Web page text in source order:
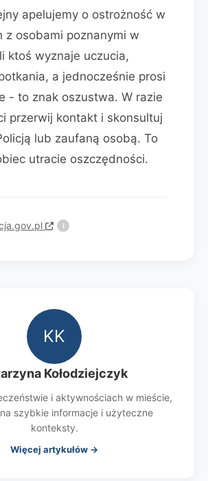
apelujemy o ostrożność w
z osobami poznanymi w
ktoś wyznaje uczucia,
a jednocześnie prosi
- to znak oszustwa. W razie
przerwij kontakt i skonsultuj
lub zaufaną osobą. To
utracie oszczędności.
i
KK
Kołodziejczyk
i aktywnościach w mieście,
szybkie informacje i użyteczne
konteksty.
Więcej artykułów →